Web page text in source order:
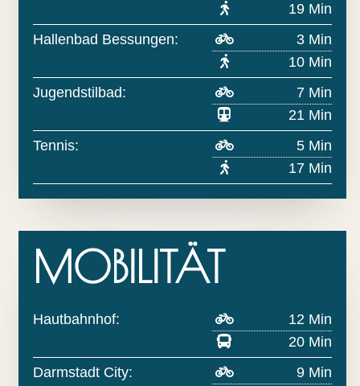
19 Min
Hallenbad Bessungen:
3 Min
10 Min
Jugendstilbad:
7 Min
21 Min
Tennis:
5 Min
17 Min
MOBILITÄT
Hautbahnhof:
12 Min
20 Min
Darmstadt City:
9 Min